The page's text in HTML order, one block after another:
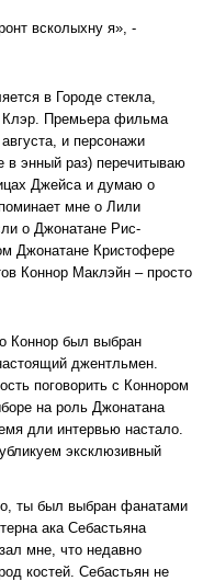
всколыхну я», -
в Городе стекла,
Клэр. Премьера фильма
и персонажи
в энный раз) перечитываю
Джейса и думаю о
мне о Лили
о Джонатане Рис-
Джонатане Кристофере
Коннор Маклэйн – просто
Коннор был выбран
джентльмен.
поговорить с Коннором
на роль Джонатана
дли интервью настало.
эксклюзивный
ты был выбран фанатами
ака Себастьяна
мне, что недавно
костей. Себастьян не